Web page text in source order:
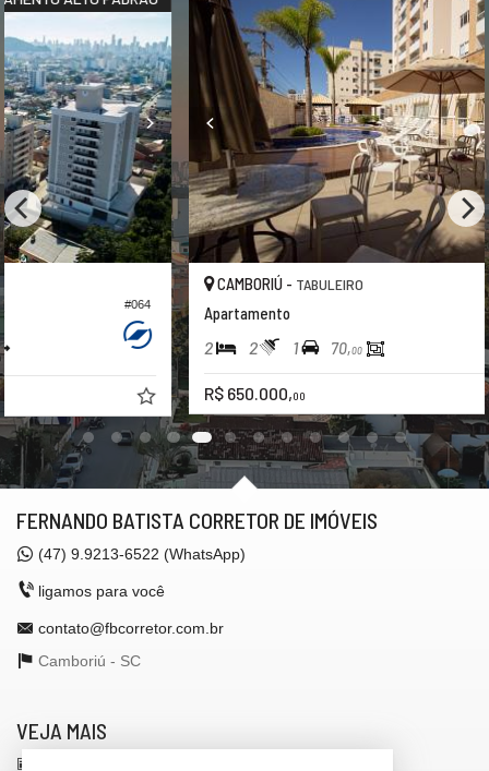
TABULEIRO
Apartamento
1 70, 00
R$ 650.000,00
FERNANDO BATISTA CORRETOR DE IMÓVEIS
(47) 9.9213-6522 (WhatsApp)
ligamos para você
contato@fbcorretor.com.br
Camboriú - SC
VEJA MAIS